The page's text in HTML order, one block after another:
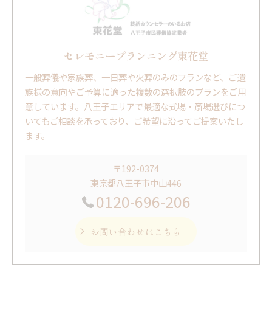
セレモニープランニング東花堂
一般葬儀や家族葬、一日葬や火葬のみのプランなど、ご遺
族様の意向やご予算に適った複数の選択肢のプランをご用
意しています。八王子エリアで最適な式場・斎場選びにつ
いてもご相談を承っており、ご希望に沿ってご提案いたし
ます。
〒192-0374
東京都八王子市中山446
0120-696-206
お問い合わせはこちら